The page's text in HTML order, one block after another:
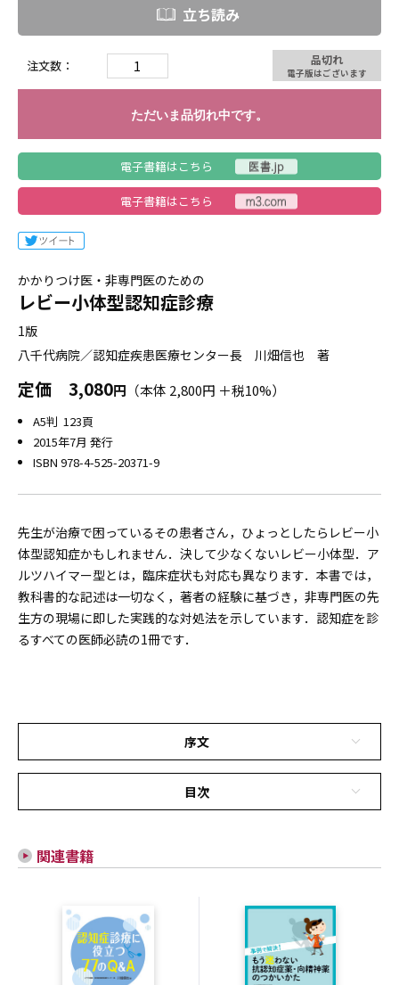
立ち読み
注文数： 品切れ
電子版はございます
ただいま品切れ中です。
電子書籍はこちら
電子書籍はこちら
かかりつけ医・非専門医のための
レビー小体型認知症診療
1版
八千代病院／認知症疾患医療センター長 川畑信也 著
定価 3,080円 （本体 2,800円 ＋税10%）
A5判 123頁
2015年7月 発行
ISBN 978-4-525-20371-9
先生が治療で困っているその患者さん，ひょっとしたらレビー小
体型認知症かもしれません．決して少なくないレビー小体型．ア
ルツハイマー型とは，臨床症状も対応も異なります．本書では，
教科書的な記述は一切なく，著者の経験に基づき，非専門医の先
生方の現場に即した実践的な対処法を示しています．認知症を診
るすべての医師必読の1冊です．
序文
目次
関連書籍